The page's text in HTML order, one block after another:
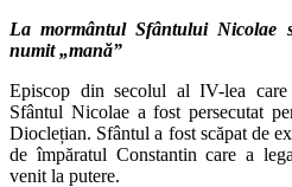
La mormântul Sfântului Nicolae
numit „mană”
Episcop din secolul al IV-lea
Sfântul Nicolae a fost persecutat
Dioclețian. Sfântul a fost scăpat de
de împăratul Constantin care a
venit la putere.